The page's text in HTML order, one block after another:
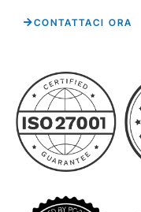
CONTATTACI ORA